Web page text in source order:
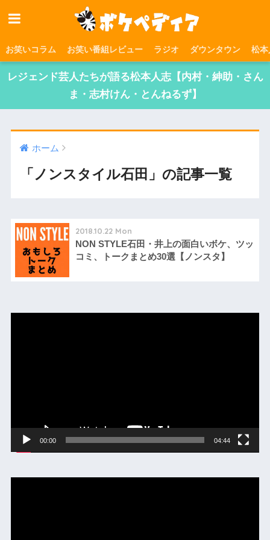
お笑いコラム お笑い番組レビュー ラジオ ダウンタウン 松本
レジェンド芸人たちが語る松本人志【内村・紳助・さん
ま・志村けん・とんねるず】
ホーム
「ノンスタイル石田」の記事一覧
2018.10.22 Mon
NON STYLE石田・井上の面白いボケ、ツッ
コミ、トークまとめ30選【ノンスタ】
ー
00:00 04:44